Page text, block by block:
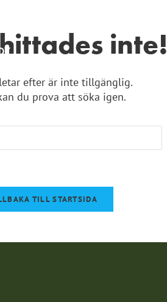
inte!
efter är inte tillgänglig.
du prova att söka igen.
TILL STARTSIDA